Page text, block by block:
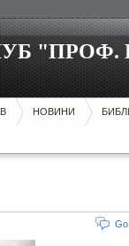
НОВИНИ